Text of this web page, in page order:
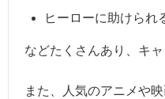
ヒーローに助けられ
などたくさんあり、キ
また、人気のアニメや